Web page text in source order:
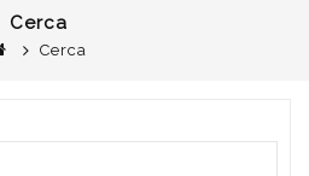
Cerca
Cerca